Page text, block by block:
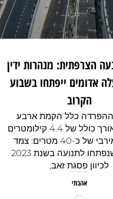
הצרפתית: מנהרות ידין
אדומים ייפתחו בשבוע
הקרוב
ההפרדה כלל הקמת ארבע
מנהרות באורך כולל של 4.4 קילומטרים
ובעומק מירבי של כ-40 מטרים: צמד
מנהרות שנפתחו לתנועה בשנת 2023
לכיוון פסגת זאב,
אהבתי